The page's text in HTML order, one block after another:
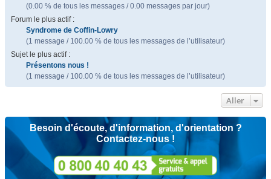
(0.00 % de tous les messages / 0.00 messages par jour)
Forum le plus actif :
Syndrome de Coffin-Lowry
(1 message / 100.00 % de tous les messages de l’utilisateur)
Sujet le plus actif :
Présentons nous !
(1 message / 100.00 % de tous les messages de l’utilisateur)
Aller
Besoin d'écoute, d'information, d'orientation ?
Contactez-nous !